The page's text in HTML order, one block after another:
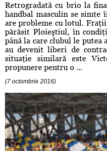
Retrogradată cu brio la
handbal masculin se simte
are probleme cu lotul. Fraţii
părăsit Ploieştiul, în
până la care clubul le putea
au devenit liberi de
situaţie similară este
propunere pentru o ...
(7 octombrie 2016)